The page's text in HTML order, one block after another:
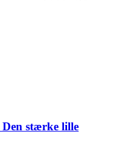
stærke lille